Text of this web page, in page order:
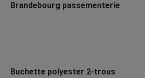
Brandebourg passementerie
Buchette polyester 2-trous